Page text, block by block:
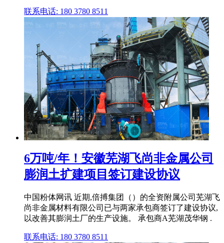
联系电话: 180 3780 8511
6万吨/年！安徽芜湖飞尚非金属公司
膨润土扩建项目签订建设协议
中国粉体网讯 近期,倍搏集团（）的全资附属公司芜湖飞
尚非金属材料有限公司已与两家承包商签订了建设协议,
以改善其膨润土厂的生产设施。 承包商A芜湖茂华钢 .
联系电话: 180 3780 8511